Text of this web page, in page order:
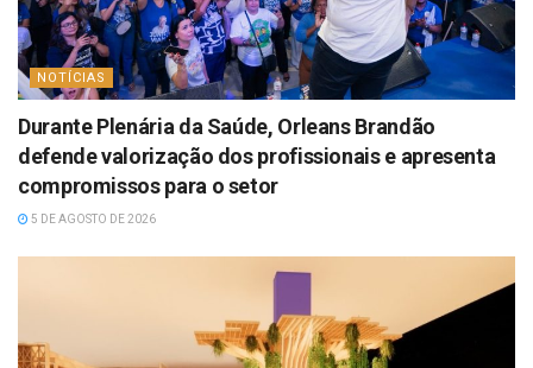
NOTÍCIAS
Durante Plenária da Saúde, Orleans Brandão
defende valorização dos profissionais e apresenta
compromissos para o setor
5 DE AGOSTO DE 2026